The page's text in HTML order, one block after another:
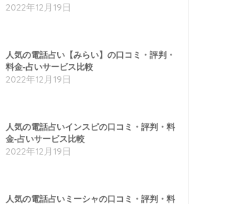
2022年12月19日
人気の電話占い【みらい】の口コミ・評判・
料金-占いサービス比較
2022年12月19日
人気の電話占いインスピの口コミ・評判・料
金-占いサービス比較
2022年12月19日
人気の電話占いミーシャの口コミ・評判・料